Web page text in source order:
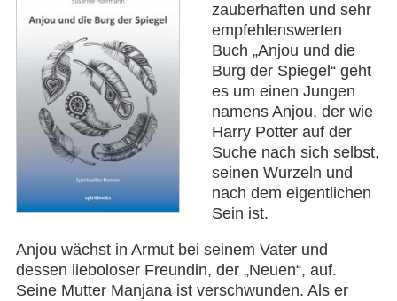
zauberhaften und sehr
empfehlenswerten
Buch „Anjou und die
Burg der Spiegel“ geht
es um einen Jungen
namens Anjou, der wie
Harry Potter auf der
Suche nach sich selbst,
seinen Wurzeln und
nach dem eigentlichen
Sein ist.
Anjou wächst in Armut bei seinem Vater und
dessen lieboloser Freundin, der „Neuen“, auf.
Seine Mutter Manjana ist verschwunden. Als er